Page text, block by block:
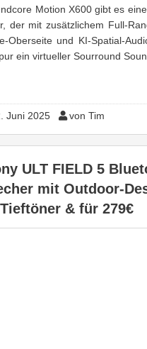
Motion X600 gibt es
der mit zusätzlichem Full-
Oberseite und KI-Spatial-
ein virtueller Sourround
Juni 2025 von Tim
ULT FIELD 5
mit Outdoor-
& für 279€